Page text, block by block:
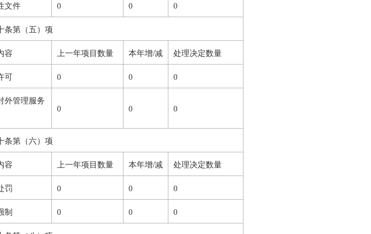
文件 0 0 0
条第（五）项
容 上一年项目数量 本年增/减 处理决定数量
可 0 0 0
外管理服务
0 0 0
条第（六）项
容 上一年项目数量 本年增/减 处理决定数量
罚 0 0 0
制 0 0 0